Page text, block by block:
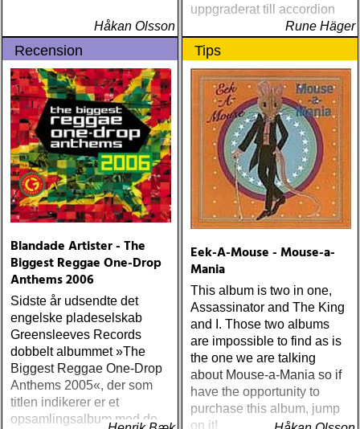
Håkan Olsson
uppgraderat till accordion
Rune Häger
Recension
Blandade Artister - The
Biggest Reggae One-Drop
Anthems 2006
Sidste år udsendte det
engelske pladeselskab
Greensleeves Records
dobbelt albummet »The
Biggest Reggae One-Drop
Anthems 2005«, der som
titlen indikerer er et
opsamlingsalbum med de
Tips
Eek-A-Mouse - Mouse-a-
Mania
This album is two in one,
Assassinator and The King
and I. Those two albums
are impossible to find as is
the one we are talking
about Mouse-a-Mania so if
have the opportunity to
purchase this album, jump
on it!